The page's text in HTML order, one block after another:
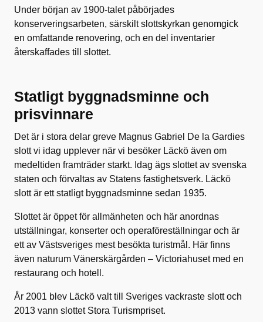
Under början av 1900-talet påbörjades
konserveringsarbeten, särskilt slottskyrkan genomgick
en omfattande renovering, och en del inventarier
återskaffades till slottet.
Statligt byggnadsminne och
prisvinnare
Det är i stora delar greve Magnus Gabriel De la Gardies
slott vi idag upplever när vi besöker Läckö även om
medeltiden framträder starkt. Idag ägs slottet av svenska
staten och förvaltas av Statens fastighetsverk. Läckö
slott är ett statligt byggnadsminne sedan 1935.
Slottet är öppet för allmänheten och här anordnas
utställningar, konserter och operaföreställningar och är
ett av Västsveriges mest besökta turistmål. Här finns
även naturum Vänerskärgården – Victoriahuset med en
restaurang och hotell.
År 2001 blev Läckö valt till Sveriges vackraste slott och
2013 vann slottet Stora Turismpriset.